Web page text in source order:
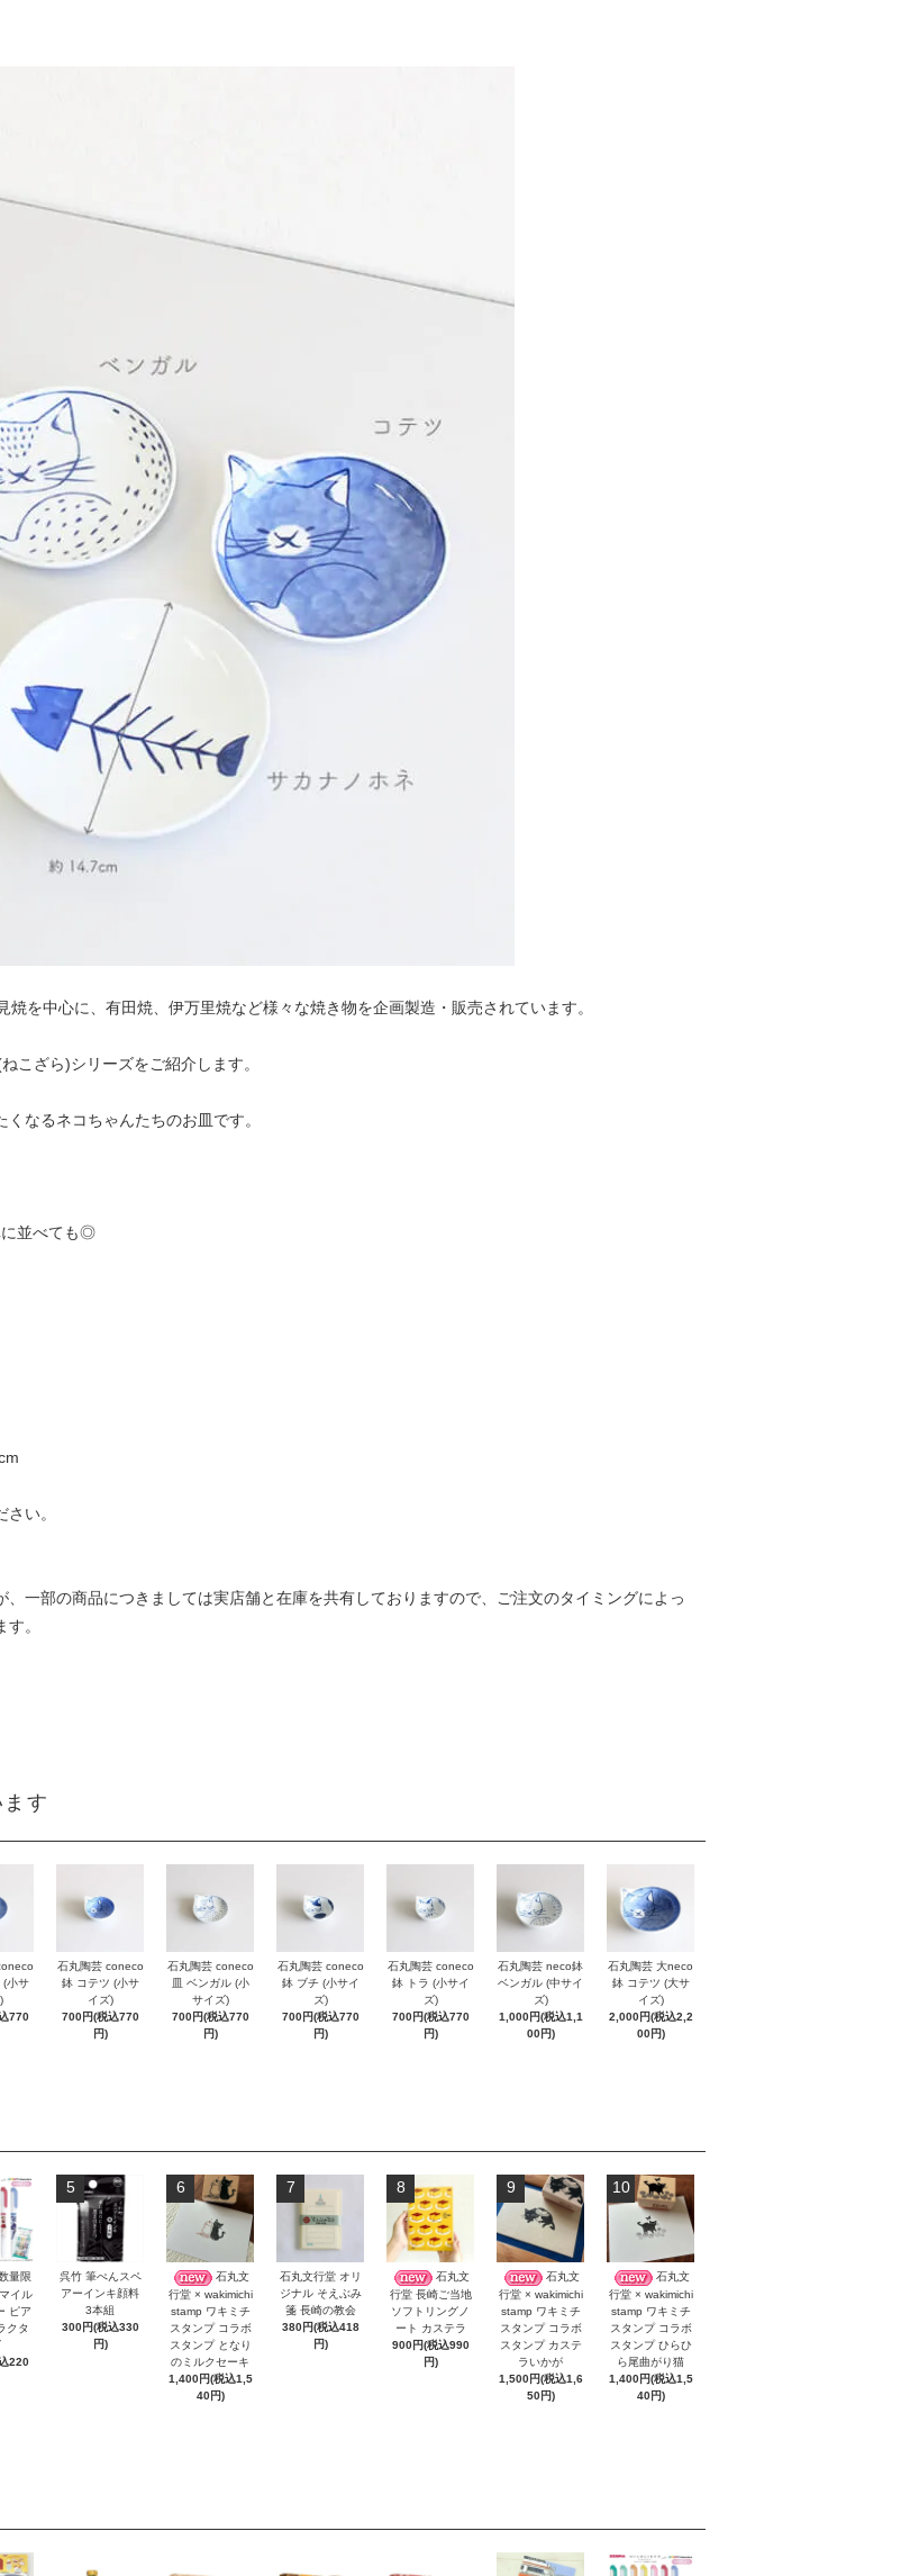
を中心に、有田焼、伊万里焼など様々な焼き物を企画製造・販売されています。
こざら)シリーズをご紹介します。
なるネコちゃんたちのお皿です。
に並べても◎
い。
、一部の商品につきましては実店舗と在庫を共有しておりますので、ご注文のタイミングによっ
。
す
(小サ
770
石丸陶芸 coneco
鉢 コテツ (小サ
イズ)
700円(税込770
円)
石丸陶芸 coneco
皿 ベンガル (小
サイズ)
700円(税込770
円)
石丸陶芸 coneco
鉢 ブチ (小サイ
ズ)
700円(税込770
円)
石丸陶芸 coneco
鉢 トラ (小サイ
ズ)
700円(税込770
円)
石丸陶芸 neco鉢
ベンガル (中サイ
ズ)
1,000円(税込1,1
00円)
石丸陶芸 大neco
鉢 コテツ (大サ
イズ)
2,000円(税込2,2
00円)
量限
イル
ピア
クタ
220
5
呉竹 筆ぺんスペ
アーインキ顔料
3本組
300円(税込330
円)
6
石丸文
行堂 × wakimichi
stamp ワキミチ
スタンプ コラボ
スタンプ となり
のミルクセーキ
1,400円(税込1,5
40円)
7
石丸文行堂 オリ
ジナル そえぶみ
箋 長崎の教会
380円(税込418
円)
8
石丸文
行堂 長崎ご当地
ソフトリングノ
ート カステラ
900円(税込990
円)
9
石丸文
行堂 × wakimichi
stamp ワキミチ
スタンプ コラボ
スタンプ カステ
ラいかが
1,500円(税込1,6
50円)
10
石丸文
行堂 × wakimichi
stamp ワキミチ
スタンプ コラボ
スタンプ ひらひ
ら尾曲がり猫
1,400円(税込1,5
40円)